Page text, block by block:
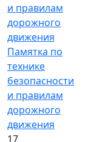
Памятка по
технике
безопасности
и правилам
дорожного
движения
17